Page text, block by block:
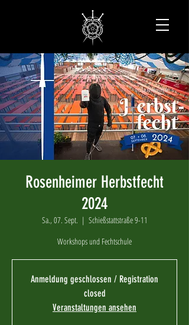
Rosenheimer Herbstfecht
2024
Sa., 07. Sept.
  |
Schießstattstraße 9-11
Anmeldung geschlossen / Registration
closed
Veranstaltungen ansehen